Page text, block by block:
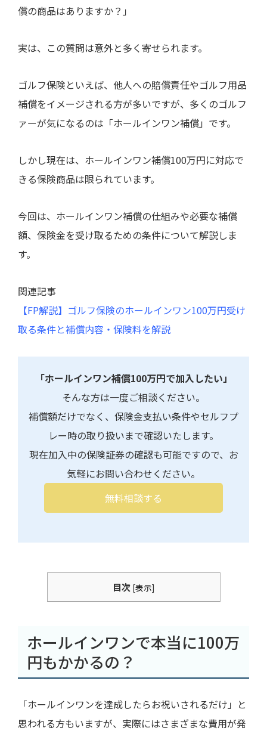
償の商品はありますか？」
実は、この質問は意外と多く寄せられます。
ゴルフ保険といえば、他人への賠償責任やゴルフ用品
補償をイメージされる方が多いですが、多くのゴルフ
ァーが気になるのは「ホールインワン補償」です。
しかし現在は、ホールインワン補償100万円に対応で
きる保険商品は限られています。
今回は、ホールインワン補償の仕組みや必要な補償
額、保険金を受け取るための条件について解説しま
す。
関連記事
【FP解説】ゴルフ保険のホールインワン100万円受け
取る条件と補償内容・保険料を解説
「ホールインワン補償100万円で加入したい」
そんな方は一度ご相談ください。
補償額だけでなく、保険金支払い条件やセルフプ
レー時の取り扱いまで確認いたします。
現在加入中の保険証券の確認も可能ですので、お
気軽にお問い合わせください。
無料相談する
目次 [表示]
ホールインワンで本当に100万
円もかかるの？
「ホールインワンを達成したらお祝いされるだけ」と
思われる方もいますが、実際にはさまざまな費用が発